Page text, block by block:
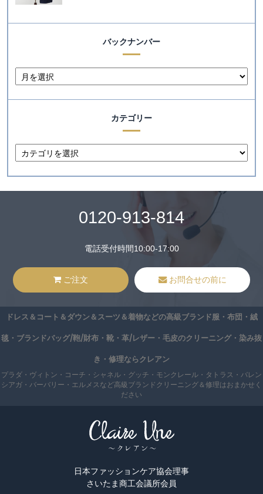
バックナンバー
カテゴリー
0120-913-814
電話受付時間10:00-17:00
ご注文 お問合せの前に
ドレス＆コート＆ダウン＆スーツ＆着物などの高級ブランド服・布団・絨
毯・ブランドバッグ/鞄/財布・靴・革/レザー・毛皮のクリーニング・染み抜
き・修理ならクレアン
プラダ・ヴィトン・コーチ・シャネル・グッチ・モンクレール・タトラス・バレン
シアガ・バーバリー・エルメスなど高級ブランドクリーニング＆修理はおまかせく
ださい
日本ファッションケア協会理事
さいたま商工会議所会員